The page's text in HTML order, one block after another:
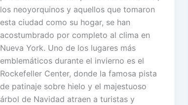
los neoyorquinos y aquellos que tomaron
esta ciudad como su hogar, se han
acostumbrado por completo al clima en
Nueva York. Uno de los lugares más
emblemáticos durante el invierno es el
Rockefeller Center, donde la famosa pista
de patinaje sobre hielo y el majestuoso
árbol de Navidad atraen a turistas y